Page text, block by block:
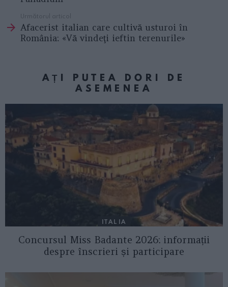
Următorul articol
Afacerist italian care cultivă usturoi în
România: «Vă vindeţi ieftin terenurile»
AȚI PUTEA DORI DE
ASEMENEA
ITALIA
Concursul Miss Badante 2026: informații
despre înscrieri și participare